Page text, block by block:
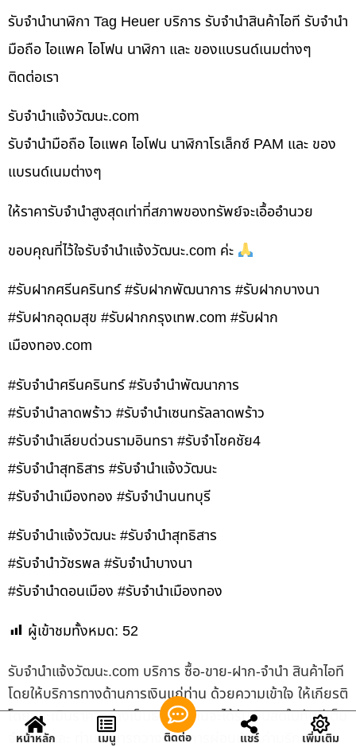
รับจำนำนาฬิกา Tag Heuer บริการ รับจำนำสินค้าไอที รับจำนำ
มือถือ ไอแพค ไอโฟน นาฬิกา และ ของแบรนด์เนมต่างๆ
ติดต่อเรา
รับจํานําแจ้งวัฒนะ.com
รับจำนำมือถือ ไอแพค ไอโฟน นาฬิกาโรเล็กซ์ PAM และ ของ
แบรนด์เนมต่างๆ
ให้ราคารับจำนำสูงสุดเท่าที่สภาพของทรัพย์จะเอื้ออำนวย
ขอบคุณที่ไว้ใจรับจำนำแจ้งวัฒนะ.com ค่ะ
#รับฝากศรีนครินทร์ #รับฝากพัฒนาการ #รับฝากบางนา
#รับฝากอุดมสุข #รับฝากกรุงเทพ.com #รับฝาก
เมืองทอง.com
#รับจำนำศรีนครินทร์ #รับจำนำพัฒนาการ
#รับจำนำลาดพร้าว #รับจำนำเซนทรัลลาดพร้าว
#รับจำนำเลียบด่วนรามอินทรา #รับจำโชคชัย4
#รับจำนำสุทธิสาร #รับจำนำแจ้งวัฒนะ
#รับจำนำเมืองทอง #รับจำนำนนทบุรี
#รับจำนำแจ้งวัฒนะ #รับจำนำสุทธิสาร
#รับจำนำวัชรพล #รับจำนำบางนา
#รับจำนำดอนเมือง #รับจำนำเมืองทอง
ผู้เข้าชมทั้งหมด: 52
รับจํานําแจ้งวัฒนะ.com บริการ ซื้อ-ขาย-ฝาก-จำนำ สินค้าไอที
โดยให้บริการทางด้านการเงินแก่ท่าน ด้วยความเข้าใจ ให้เกียรติ
โดยประเมินราคาอย่างเป็นธรรม ท่านจะได้รับเงินสดในทันทีเต็ม
จำนวน และ ท่านสามารถวางแผนการผ่อนชำระค่าบริการได้
หน้าหลัก เมนู ติดต่อ แชร์ เพิ่มเติม